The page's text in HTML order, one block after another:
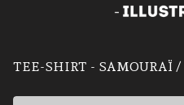
TEE-SHIRT - SAMOURAÏ /